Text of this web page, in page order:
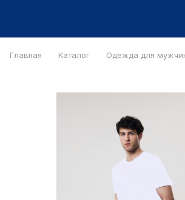
Главная Каталог Одежда для